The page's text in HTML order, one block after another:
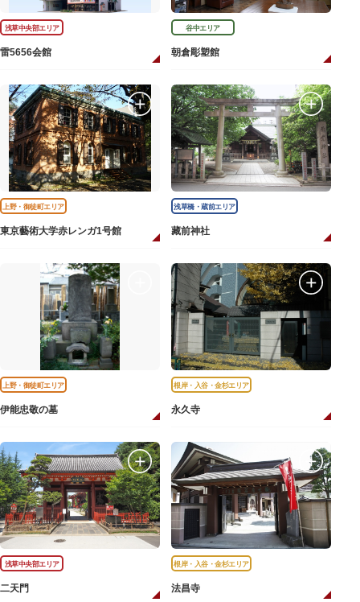
浅草中央部エリア
雷5656会館
谷中エリア
朝倉彫塑館
上野・御徒町エリア
東京藝術大学赤レンガ1号館
浅草橋・蔵前エリア
藏前神社
上野・御徒町エリア
伊能忠敬の墓
根岸・入谷・金杉エリア
永久寺
浅草中央部エリア
二天門
根岸・入谷・金杉エリア
法昌寺